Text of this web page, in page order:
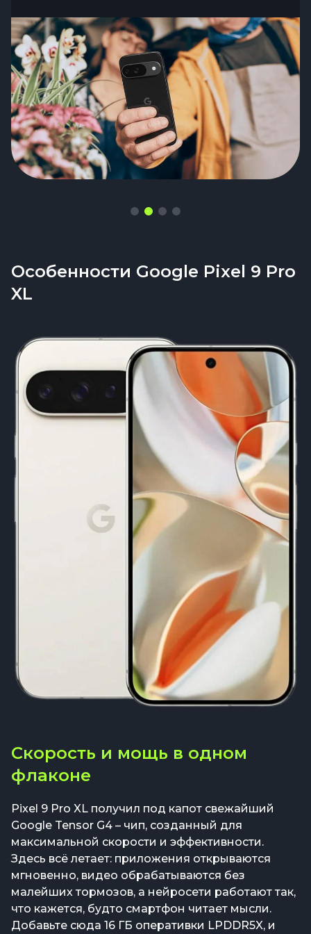
Особенности Google Pixel 9 Pro
XL
Скорость и мощь в одном
флаконе
Pixel 9 Pro XL получил под капот свежайший
Google Tensor G4 – чип, созданный для
максимальной скорости и эффективности.
Здесь всё летает: приложения открываются
мгновенно, видео обрабатываются без
малейших тормозов, а нейросети работают так,
что кажется, будто смартфон читает мысли.
Добавьте сюда 16 ГБ оперативки LPDDR5X, и